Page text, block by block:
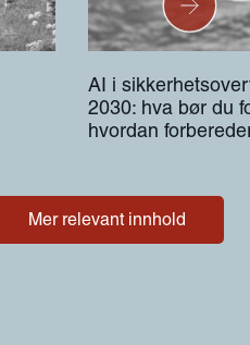
AI i
2030: hva bør du
hvordan
Mer relevant innhold